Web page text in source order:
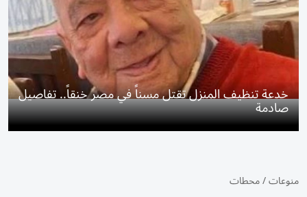
خدعة تنظيف المنزل تقتل مسناً في مصر خنقاً.. تفاصيل
صادمة
منوعات/محطات